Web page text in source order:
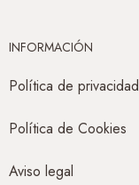
INFORMACIÓN
Política de privacidad
Política de Cookies
Aviso legal